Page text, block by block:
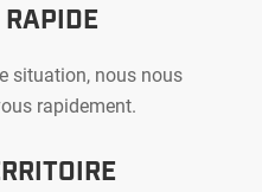
situation, nous nous
rapidement.